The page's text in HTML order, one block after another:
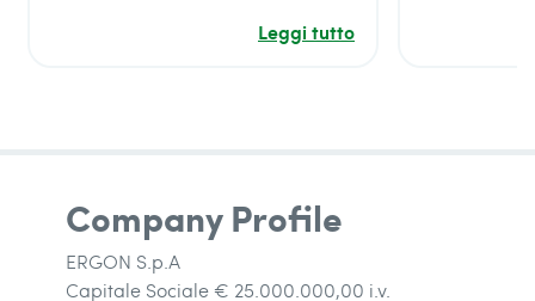
Leggi tutto
Company Profile
ERGON S.p.A
Capitale Sociale € 25.000.000,00 i.v.